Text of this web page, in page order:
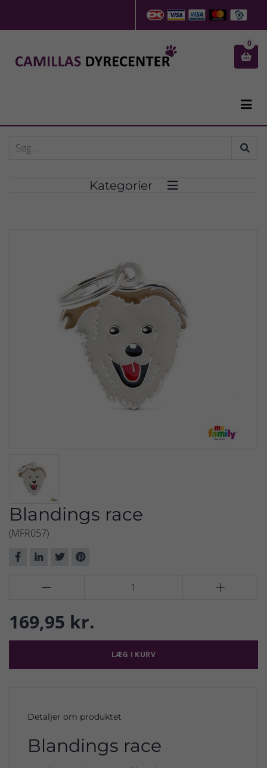

0

Kategorier 
Blandings race
(MFR057)
 
169,95 kr.
LÆG I KURV
Detaljer om produktet
Blandings race